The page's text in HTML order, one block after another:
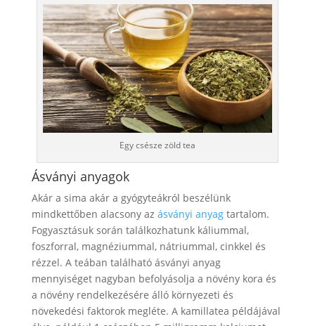
Egy csésze zöld tea
Ásványi anyagok
Akár a sima akár a gyógyteákról beszélünk
mindkettőben alacsony az ásványi anyagtartalom.
Fogyasztásuk során találkozhatunk káliummal,
foszforral, magnéziummal, nátriummal, cinkkel és
rézzel. A teában található ásványi anyag
mennyiséget nagyban befolyásolja a növény kora és
a növény rendelkezésére álló környezeti és
növekedési faktorok megléte. A kamillatea példájával